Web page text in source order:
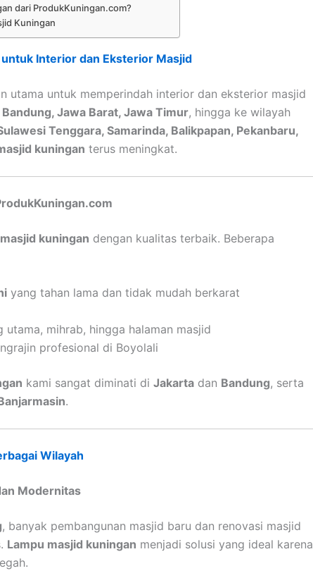
dari ProdukKuningan.com?
Kuningan
Interior dan Eksterior Masjid
utama untuk memperindah interior dan eksterior masjid
Jawa Barat, Jawa Timur, hingga ke wilayah
Tenggara, Samarinda, Balikpapan, Pekanbaru,
kuningan terus meningkat.
kuningan dengan kualitas terbaik. Beberapa
yang tahan lama dan tidak mudah berkarat
mihrab, hingga halaman masjid
profesional di Boyolali
kami sangat diminati di Jakarta dan Bandung, serta
.
Wilayah
Modernitas
, banyak pembangunan masjid baru dan renovasi masjid
Lampu masjid kuningan menjadi solusi yang ideal karena